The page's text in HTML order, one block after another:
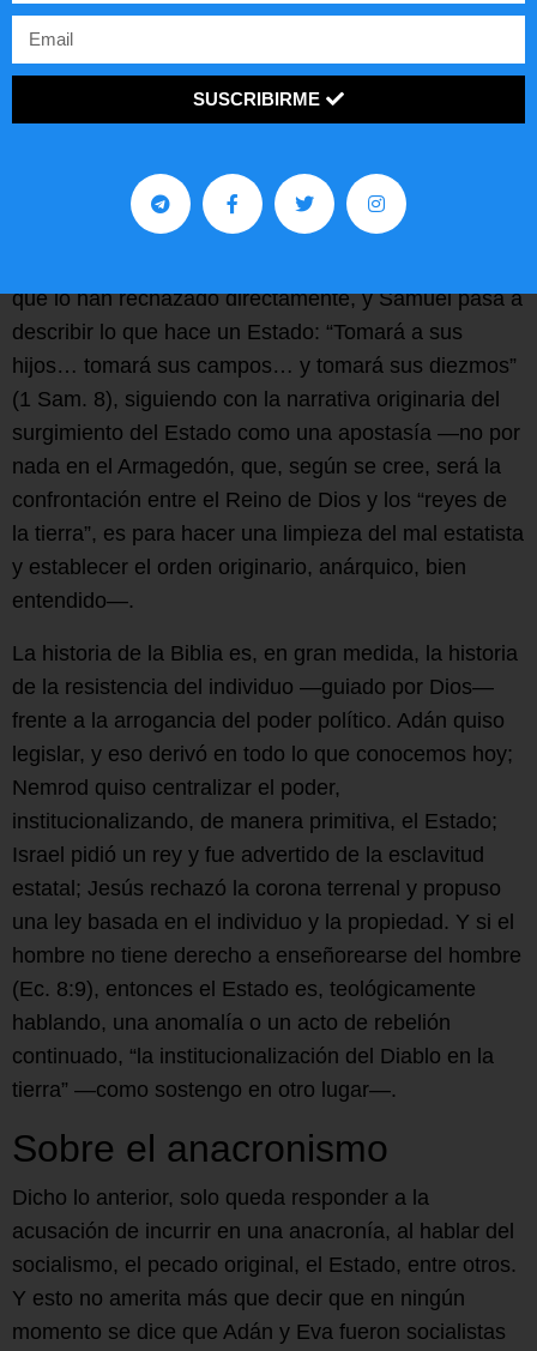
tenían un gobierno central, ni impuestos
permanentes, ni ejército profesional, pero sí tenían
jueces que fungían como líderes y guías en la
resolución de conflictos basados en el Torá —leyes
tampoco puede ser de otra manera— y la costumbre
—énfasis en: costumbre, derecho consuetudinario—.
que lo han rechazado directamente, y Samuel pasa a
describir lo que hace un Estado: “Tomará a sus
hijos… tomará sus campos… y tomará sus diezmos”
(1 Sam. 8), siguiendo con la narrativa originaria del
surgimiento del Estado como una apostasía —no por
nada en el Armagedón, que, según se cree, será la
confrontación entre el Reino de Dios y los “reyes de
la tierra”, es para hacer una limpieza del mal estatista
y establecer el orden originario, anárquico, bien
entendido—.
La historia de la Biblia es, en gran medida, la historia
de la resistencia del individuo —guiado por Dios—
frente a la arrogancia del poder político. Adán quiso
legislar, y eso derivó en todo lo que conocemos hoy;
Nemrod quiso centralizar el poder,
institucionalizando, de manera primitiva, el Estado;
Israel pidió un rey y fue advertido de la esclavitud
estatal; Jesús rechazó la corona terrenal y propuso
una ley basada en el individuo y la propiedad. Y si el
hombre no tiene derecho a enseñorearse del hombre
(Ec. 8:9), entonces el Estado es, teológicamente
hablando, una anomalía o un acto de rebelión
continuado, “la institucionalización del Diablo en la
tierra” —como sostengo en otro lugar—.
Sobre el anacronismo
Dicho lo anterior, solo queda responder a la
acusación de incurrir en una anacronía, al hablar del
socialismo, el pecado original, el Estado, entre otros.
Y esto no amerita más que decir que en ningún
momento se dice que Adán y Eva fueron socialistas
SUSCRIBIRME